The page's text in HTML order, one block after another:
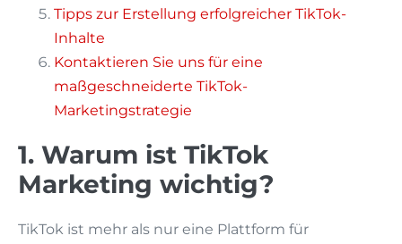
Tipps zur Erstellung erfolgreicher TikTok-
Inhalte
Kontaktieren Sie uns für eine
maßgeschneiderte TikTok-
Marketingstrategie
1. Warum ist TikTok
Marketing wichtig?
TikTok ist mehr als nur eine Plattform für